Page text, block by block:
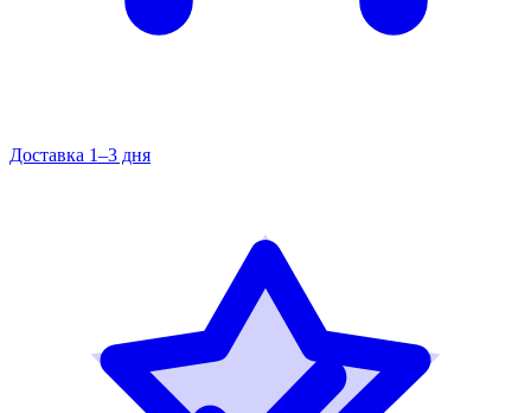
Доставка 1–3 дня